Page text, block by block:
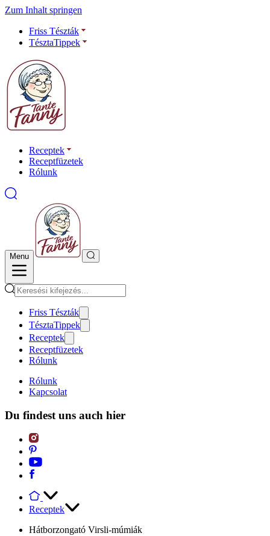
Zum Inhalt springen
Friss Tészták
TésztaTippek
Receptek
Receptfüzetek
Rólunk
Menu
Friss Tészták
TésztaTippek
Receptek
Receptfüzetek
Rólunk
Rólunk
Kapcsolat
Du findest uns auch hier
Receptek
Hátborzongató Virsli-múmiák